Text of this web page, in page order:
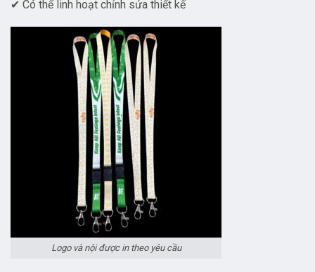
✔ Có thể linh hoạt chỉnh sửa thiết kế
Logo và nội được in theo yêu cầu